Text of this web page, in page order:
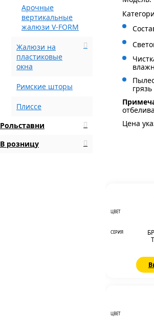
Арочные
вертикальные
жалюзи V-FORM
Жалюзи на
пластиковые
окна
Римские шторы
Плиссе
Рольставни
В розницу
грязь
Цена
ЦВЕТ
СЕРИЯ
ЦВЕТ